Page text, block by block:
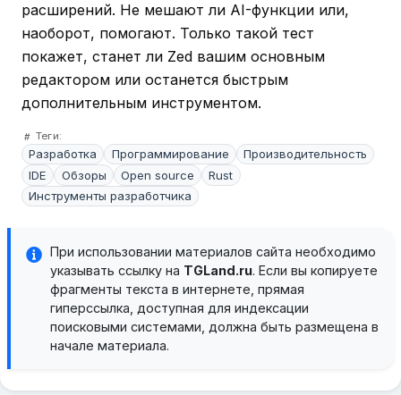
расширений. Не мешают ли AI-функции или,
наоборот, помогают. Только такой тест
покажет, станет ли Zed вашим основным
редактором или останется быстрым
дополнительным инструментом.
Теги:
Разработка Программирование
Производительность
IDE
Обзоры Open source
Rust
Инструменты разработчика
При использовании материалов сайта необходимо
указывать ссылку на TGLand.ru. Если вы копируете
фрагменты текста в интернете, прямая
гиперссылка, доступная для индексации
поисковыми системами, должна быть размещена в
начале материала.